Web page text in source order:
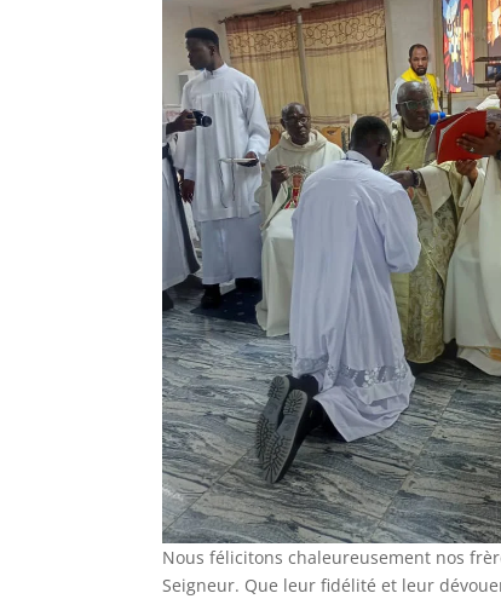
Nous félicitons chaleureusement nos
Seigneur. Que leur fidélité et leur